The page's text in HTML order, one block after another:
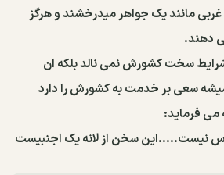
مانند یک جواهر میدرخشند و هرگز
دهند.
سخت کشورش نمی نالد بلکه ان
سعی بر خدمت به کشورش را دارد
می فرماید:
سخن از لانه یک اجنبیست